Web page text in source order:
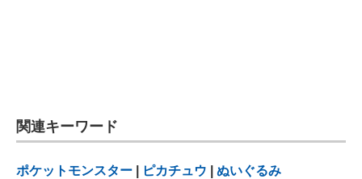
関連キーワード
ポケットモンスター ピカチュウ ぬいぐるみ